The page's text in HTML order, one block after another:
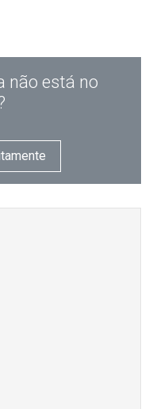
não está no